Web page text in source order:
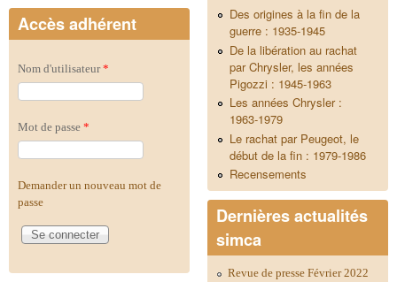
Accès adhérent
Nom d'utilisateur*
Mot de passe *
Demander un nouveau mot de
passe
Des origines à la fin de la
guerre : 1935-1945
De la libération au rachat
par Chrysler, les années
Pigozzi : 1945-1963
Les années Chrysler :
1963-1979
Le rachat par Peugeot, le
début de la fin : 1979-1986
Recensements
Dernières actualités
simca
Revue de presse Février 2022